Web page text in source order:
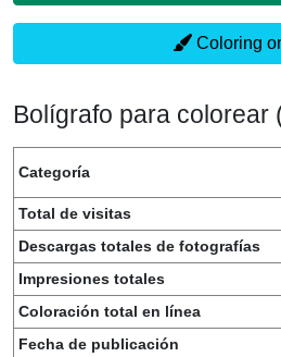
Coloring
Bolígrafo para colorear
Categoría
Total de visitas
Descargas totales de fotografías
Impresiones totales
Coloración total en línea
Fecha de publicación